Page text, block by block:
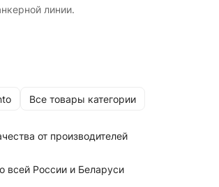
линии.
Все товары категории
от производителей
всей России и Беларуси